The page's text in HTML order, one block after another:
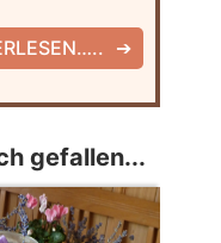
gefallen...